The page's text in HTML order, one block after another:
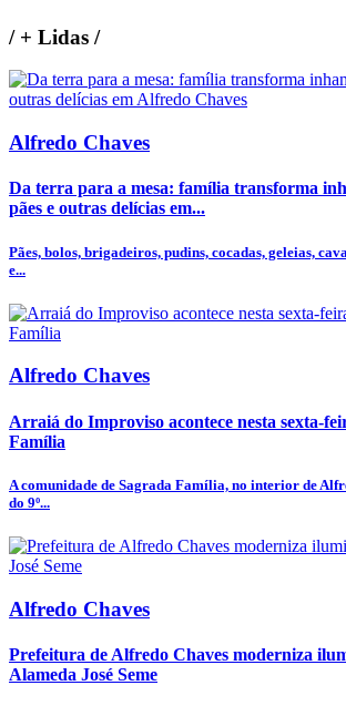
/+ Lidas /
Alfredo Chaves
Da terra para a mesa: família transforma
pães e outras delícias em...
Pães, bolos, brigadeiros, pudins, cocadas, geleias,
e...
Alfredo Chaves
Arraiá do Improviso acontece nesta sexta-
Família
A comunidade de Sagrada Família, no interior de
do 9º...
Alfredo Chaves
Prefeitura de Alfredo Chaves moderniza
Alameda José Seme